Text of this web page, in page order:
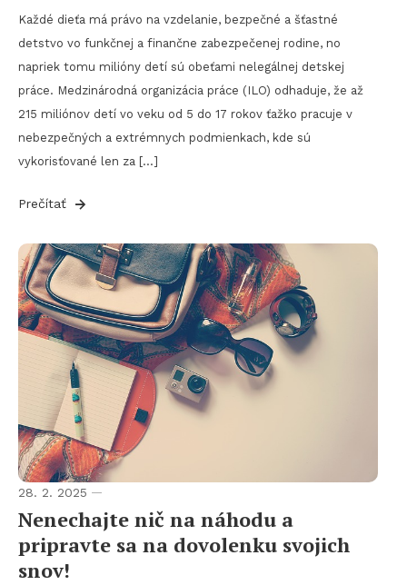
Každé dieťa má právo na vzdelanie, bezpečné a šťastné
detstvo vo funkčnej a finančne zabezpečenej rodine, no
napriek tomu milióny detí sú obeťami nelegálnej detskej
práce. Medzinárodná organizácia práce (ILO) odhaduje, že až
215 miliónov detí vo veku od 5 do 17 rokov ťažko pracuje v
nebezpečných a extrémnych podmienkach, kde sú
vykorisťované len za […]
Prečítať
28. 2. 2025
Nenechajte nič na náhodu a
pripravte sa na dovolenku svojich
snov!